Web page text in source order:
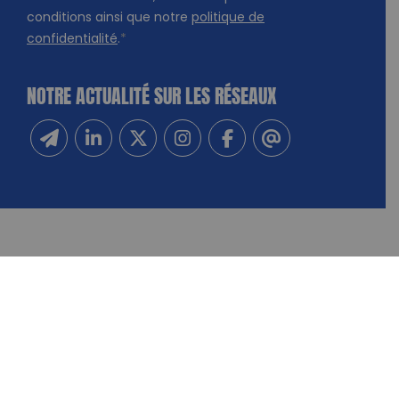
conditions ainsi que notre politique de
confidentialité.*
NOTRE ACTUALITÉ SUR LES RÉSEAUX